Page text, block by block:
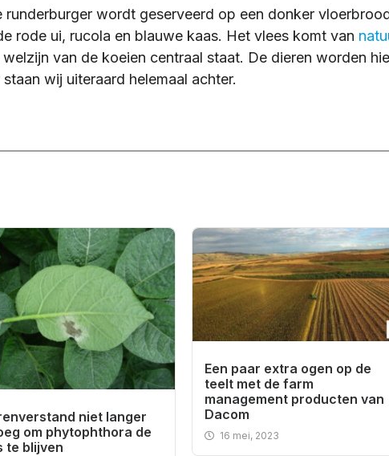
runderburger wordt geserveerd op een donker
rode ui, rucola en blauwe kaas. Het vlees komt van
van de koeien centraal staat. De dieren worden
wij uiteraard helemaal achter.
niet langer
om phytophthora de
te blijven
Een paar extra ogen op de
teelt met de farm
management producten van
Dacom
16 mei, 2023